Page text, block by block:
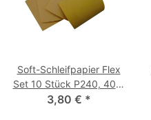
Soft-Schleifpapier Flex
Set 10 Stück P240, 400,
600, 800
3,80 € *